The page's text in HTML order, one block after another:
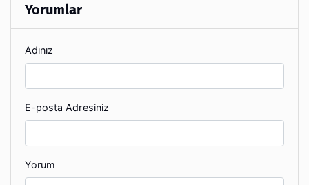
Yorumlar
Adınız
E-posta Adresiniz
Yorum